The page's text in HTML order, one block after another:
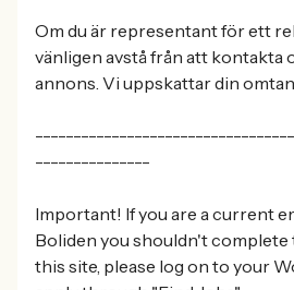
Om du är representant för ett
vänligen avstå från att kontakta
annons. Vi uppskattar din
---------------
Important! If you are a current
Boliden you shouldn't
this site, please log on to your